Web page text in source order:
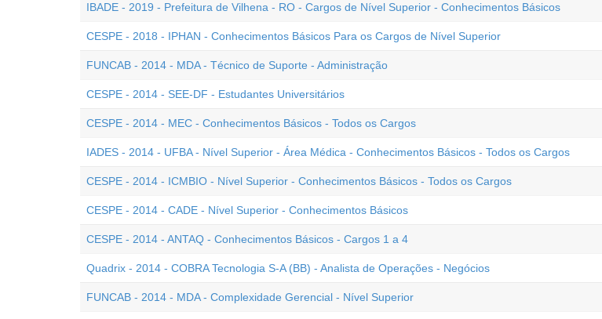
IBADE - 2019 - Prefeitura de Vilhena - RO - Cargos de Nível Superior - Conhecimentos Básicos
CESPE - 2018 - IPHAN - Conhecimentos Básicos Para os Cargos de Nível Superior
FUNCAB - 2014 - MDA - Técnico de Suporte - Administração
CESPE - 2014 - SEE-DF - Estudantes Universitários
CESPE - 2014 - MEC - Conhecimentos Básicos - Todos os Cargos
IADES - 2014 - UFBA - Nível Superior - Área Médica - Conhecimentos Básicos - Todos os Cargos
CESPE - 2014 - ICMBIO - Nível Superior - Conhecimentos Básicos - Todos os Cargos
CESPE - 2014 - CADE - Nível Superior - Conhecimentos Básicos
CESPE - 2014 - ANTAQ - Conhecimentos Básicos - Cargos 1 a 4
Quadrix - 2014 - COBRA Tecnologia S-A (BB) - Analista de Operações - Negócios
FUNCAB - 2014 - MDA - Complexidade Gerencial - Nível Superior